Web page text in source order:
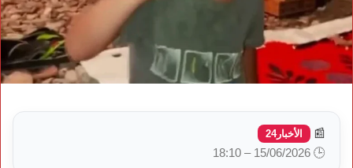
📰 الأخبار24
🕒 15/06/2026 – 18:10